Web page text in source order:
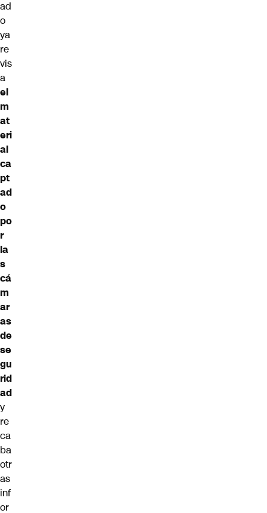
ad
o
ya
re
vis
a
el
m
at
eri
al
ca
pt
ad
o
po
r
la
s
cá
m
ar
as
de
se
gu
rid
ad
y
re
ca
ba
otr
as
inf
or